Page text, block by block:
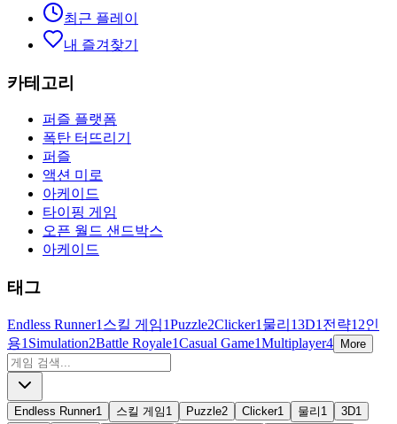
최근 플레이
내 즐겨찾기
카테고리
퍼즐 플랫폼
폭탄 터뜨리기
퍼즐
액션 미로
아케이드
타이핑 게임
오픈 월드 샌드박스
아케이드
태그
Endless Runner1 스킬 게임1Puzzle2Clicker1 물리 13D1 전략1 2인
용1 Simulation2Battle Royale1Casual Game1Multiplayer4 More
Endless Runner1 스킬 게임 1 Puzzle2 Clicker1 물리 1 3D1